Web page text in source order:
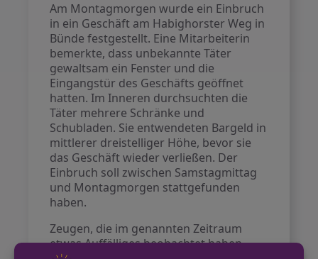
Am Montagmorgen wurde ein Einbruch
in ein Geschäft am Habighorster Weg in
Bünde festgestellt. Eine Mitarbeiterin
bemerkte, dass unbekannte Täter
gewaltsam ein Fenster und die
Eingangstür des Geschäfts geöffnet
hatten. Im Inneren durchsuchten die
Täter mehrere Schränke und
Schubladen. Sie entwendeten Bargeld in
mittlerer dreistelliger Höhe, bevor sie
das Geschäft wieder verließen. Der
Einbruch soll zwischen Samstagmittag
und Montagmorgen stattgefunden
haben.
Zeugen, die im genannten Zeitraum
etwas Auffälliges beobachtet haben,